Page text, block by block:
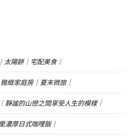
太陽餅｜宅配美食｜
緻家庭房｜夏末微旅｜
靜謐的山巒之間享受人生的模樣｜
濃厚日式咖哩飯｜